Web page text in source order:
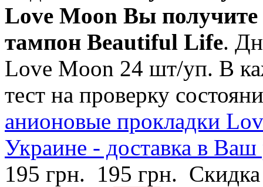
Love Moon Вы получите
тампон Beautiful Life.
Love Moon 24 шт/уп. В
тест на проверку
анионовые прокладки
Украине - доставка в Ваш
195 грн. 195 грн.